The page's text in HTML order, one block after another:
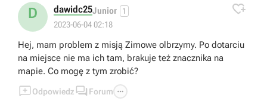
D dawidc25Junior 1
2023-06-04 02:18

Hej, mam problem z misją Zimowe olbrzymy. Po dotarciu
na miejsce nie ma ich tam, brakuje też znacznika na
mapie. Co mogę z tym zrobić?
Odpowiedz  Forum 